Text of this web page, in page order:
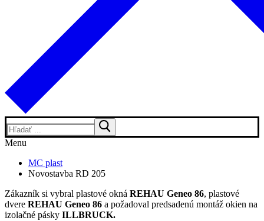
Hľadať:
Menu
MC plast
Novostavba RD 205
Zákazník si vybral plastové okná REHAU Geneo 86, plastové
dvere REHAU Geneo 86 a požadoval predsadenú montáž okien na
izolačné pásky ILLBRUCK.